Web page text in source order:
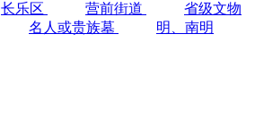
长乐区 营前街道
省级文物
名人或贵族墓
明、南明